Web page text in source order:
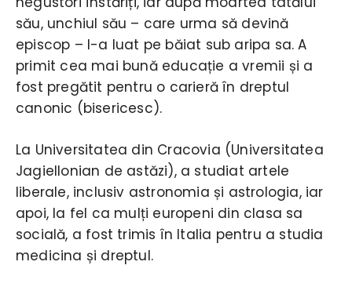
său, unchiul său – care urma să devină
episcop – l-a luat pe băiat sub aripa sa. A
primit cea mai bună educație a vremii și a
fost pregătit pentru o carieră în dreptul
canonic (bisericesc).
La Universitatea din Cracovia (Universitatea
Jagiellonian de astăzi), a studiat artele
liberale, inclusiv astronomia și astrologia, iar
apoi, la fel ca mulți europeni din clasa sa
socială, a fost trimis în Italia pentru a studia
medicina și dreptul.